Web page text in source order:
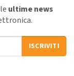
ultime news
ISCRIVITI